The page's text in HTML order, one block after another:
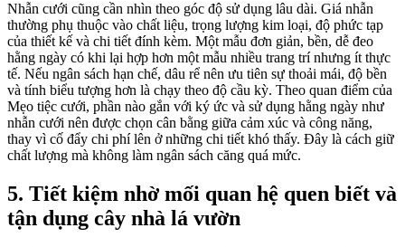
Nhẫn cưới cũng cần nhìn theo góc độ sử dụng lâu dài. Giá nhẫn
thường phụ thuộc vào chất liệu, trọng lượng kim loại, độ phức tạp
của thiết kế và chi tiết đính kèm. Một mẫu đơn giản, bền, dễ đeo
hằng ngày có khi lại hợp hơn một mẫu nhiều trang trí nhưng ít thực
tế. Nếu ngân sách hạn chế, dâu rể nên ưu tiên sự thoải mái, độ bền
và tính biểu tượng hơn là chạy theo độ cầu kỳ. Theo quan điểm của
Mẹo tiệc cưới, phần nào gắn với ký ức và sử dụng hằng ngày như
nhẫn cưới nên được chọn cân bằng giữa cảm xúc và công năng,
thay vì cố đẩy chi phí lên ở những chi tiết khó thấy. Đây là cách giữ
chất lượng mà không làm ngân sách căng quá mức.
5. Tiết kiệm nhờ mối quan hệ quen biết và
tận dụng cây nhà lá vườn